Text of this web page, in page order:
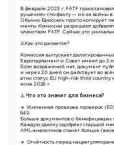
В феврале 2023 г. FATF
рушения» (по факту — из-за войны в
Обычно Брюссель просто копирует
менты Комиссии разрешают
членством FATF. Сейчас это
⚠️Как это делается?
Комиссия выпускает
Европарламент и Совет имеют до 2
Если возражений нет, документ
и через 20 дней он действует во
атии статус EU high-risk third country
есне 2026 г.
⚠️ Что это значит для бизнеса?
🔹 Усиленная проверка проверок
849
Больше документов о бенефициарах
Каждую сделку одобряет старший
AML-аналитиков станет больше
🔹 Отчётность перед